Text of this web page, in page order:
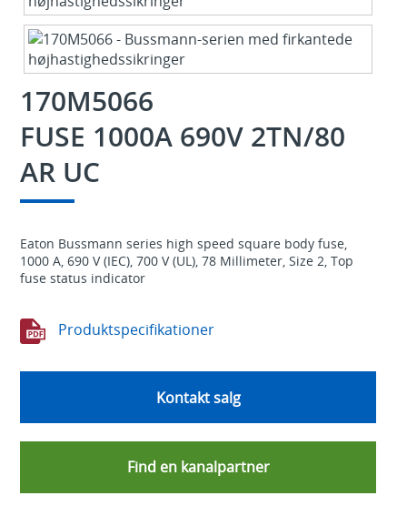
170M5066
FUSE 1000A 690V 2TN/80
AR UC
Eaton Bussmann series high speed square body fuse,
1000 A, 690 V (IEC), 700 V (UL), 78 Millimeter, Size 2, Top
fuse status indicator
Produktspecifikationer
Kontakt salg
Find en kanalpartner